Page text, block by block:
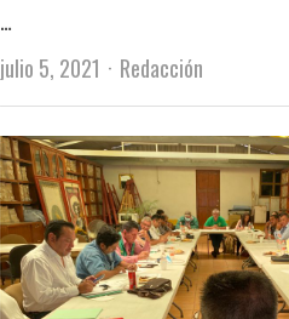
…
julio 5, 2021
Author
Redacción